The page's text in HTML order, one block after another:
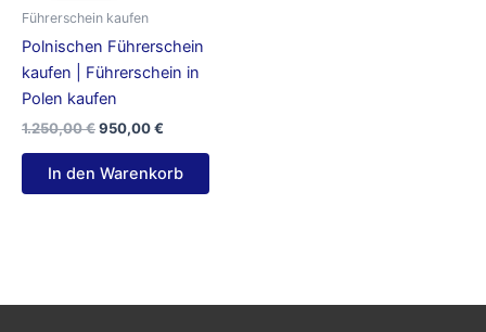
Führerschein kaufen
Polnischen Führerschein
kaufen | Führerschein in
Polen kaufen
1.250,00€950,00€
In den Warenkorb